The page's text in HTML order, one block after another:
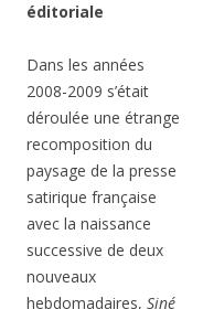
éditoriale
Dans les années
2008-2009 s’était
déroulée une étrange
recomposition du
paysage de la presse
satirique française
avec la naissance
successive de deux
nouveaux
hebdomadaires, Siné